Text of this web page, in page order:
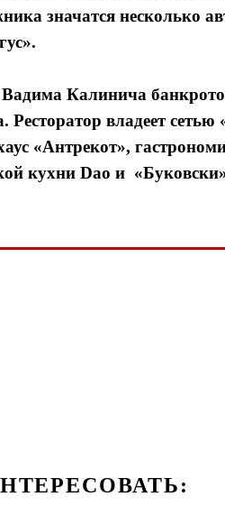
значатся несколько
Калинича
Ресторатор владеет
«Антрекот»,
кухни Dao и